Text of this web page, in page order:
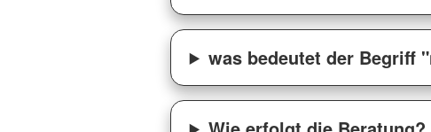
was bedeutet der Begriff